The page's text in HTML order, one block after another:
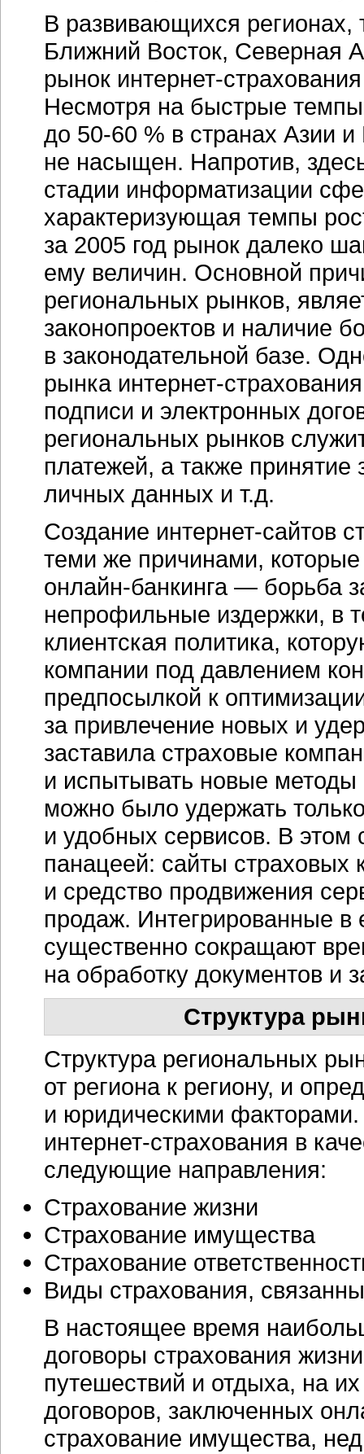
В развивающихся регионах,
Ближний Восток, Северная
рынок интернет-страхования
Несмотря на быстрые
до 50-60 % в странах Азии
не насыщен. Напротив,
стадии информатизации
характеризующая темпы
за 2005 год рынок далеко
ему величин. Основной
региональных рынков,
законопроектов и наличие
в законодательной базе.
рынка интернет-страхования
подписи и электронных
региональных рынков
платежей, а также
личных данных и т.д.
Создание интернет-сайтов
теми же причинами,
онлайн-банкинга— борьба
непрофильные издержки, в
клиентская политика,
компании под давлением
предпосылкой к
за привлечение новых и
заставила страховые
и испытывать новые
можно было удержать
и удобных сервисов. В этом
панацеей: сайты
и средство продвижения
продаж. Интегрированные
существенно сокращают
на обработку документов
Структура
Структура региональных
от региона к региону, и
и юридическими факторами.
интернет-страхования в
следующие направления:
Страхование жизни
Страхование имущества
Страхование
Виды страхования,
В настоящее время
договоры страхования
путешествий и отдыха, на
договоров, заключенных
страхование имущества,